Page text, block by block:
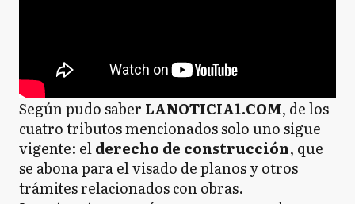
Según pudo saber LANOTICIA1.COM, de los
cuatro tributos mencionados solo uno sigue
vigente: elderecho de construcción, que
se abona para el visado de planos y otros
trámites relacionados con obras.